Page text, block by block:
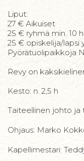
Liput:
27 € Aikuiset
25 € ryhmä min. 10
25 € opiskelija/lapsi
Pyörätuolipaikkoja
Revy on
Kesto: n. 2,5 h
Taiteellinen johto ja
Ohjaus: Marko
Kapellimestari: